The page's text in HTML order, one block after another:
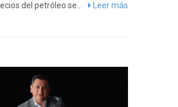
del petróleo se...
Leer más